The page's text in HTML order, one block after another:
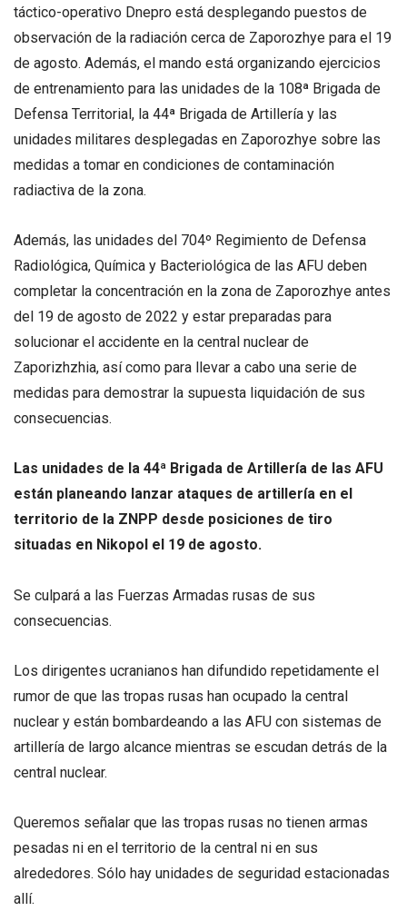
táctico-operativo Dnepro está desplegando puestos de
observación de la radiación cerca de Zaporozhye para el 19
de agosto. Además, el mando está organizando ejercicios
de entrenamiento para las unidades de la 108ª Brigada de
Defensa Territorial, la 44ª Brigada de Artillería y las
unidades militares desplegadas en Zaporozhye sobre las
medidas a tomar en condiciones de contaminación
radiactiva de la zona.
Además, las unidades del 704º Regimiento de Defensa
Radiológica, Química y Bacteriológica de las AFU deben
completar la concentración en la zona de Zaporozhye antes
del 19 de agosto de 2022 y estar preparadas para
solucionar el accidente en la central nuclear de
Zaporizhzhia, así como para llevar a cabo una serie de
medidas para demostrar la supuesta liquidación de sus
consecuencias.
Las unidades de la 44ª Brigada de Artillería de las AFU
están planeando lanzar ataques de artillería en el
territorio de la ZNPP desde posiciones de tiro
situadas en Nikopol el 19 de agosto.
Se culpará a las Fuerzas Armadas rusas de sus
consecuencias.
Los dirigentes ucranianos han difundido repetidamente el
rumor de que las tropas rusas han ocupado la central
nuclear y están bombardeando a las AFU con sistemas de
artillería de largo alcance mientras se escudan detrás de la
central nuclear.
Queremos señalar que las tropas rusas no tienen armas
pesadas ni en el territorio de la central ni en sus
alrededores. Sólo hay unidades de seguridad estacionadas
allí.